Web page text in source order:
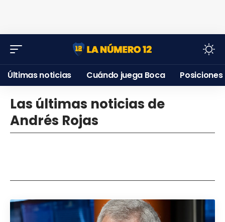
Últimas noticias Cuándo juega Boca Posiciones
Las últimas noticias de
Andrés Rojas